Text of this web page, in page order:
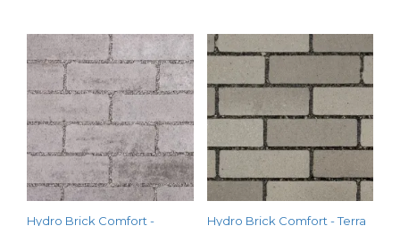
Hydro Brick Comfort -
Hydro Brick Comfort - Terra